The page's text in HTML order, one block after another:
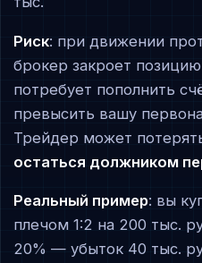
Риск: при движении
брокер закроет
потребует пополнить
превысить вашу
Трейдер может
остаться должником
Реальный пример: вы
плечом 1:2 на 200 тыс.
20% — убыток 40 тыс.